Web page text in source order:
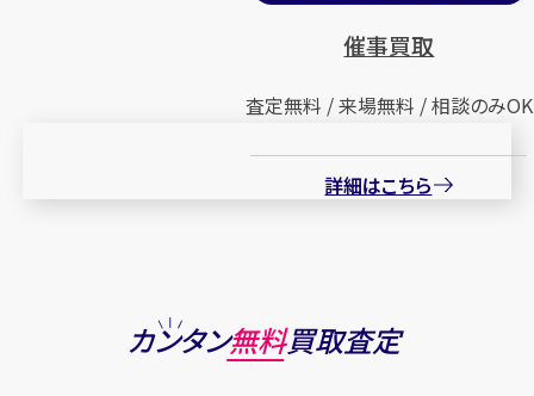
催事買取
査定無料 / 来場無料 / 相談のみOK
詳細はこちら
カンタン無料買取査定